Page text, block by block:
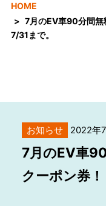
HOME
7月のEV車90分間
7/31まで。
お知らせ 2022年
7月のEV車
クーポン券